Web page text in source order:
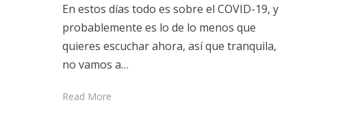
En estos días todo es sobre el COVID-19, y
probablemente es lo de lo menos que
quieres escuchar ahora, así que tranquila,
no vamos a…
Read More